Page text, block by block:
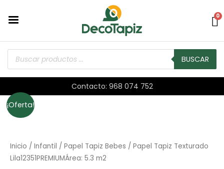
0
BUSCAR
Contacto: 968 074 752
¡Oferta!
Inicio / Infantil / Papel Tapiz Bebes / Papel Tapiz Texturado
Lila12351PREMIUMÁrea: 5.3 m2